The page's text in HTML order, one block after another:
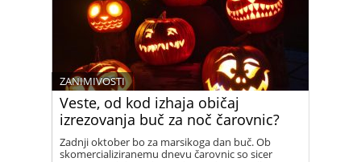
Veste, od kod izhaja običaj
izrezovanja buč za noč čarovnic?
ZANIMIVOSTI
Zadnji oktober bo za marsikoga dan buč. Ob
skomercializiranemu dnevu čarovnic so sicer